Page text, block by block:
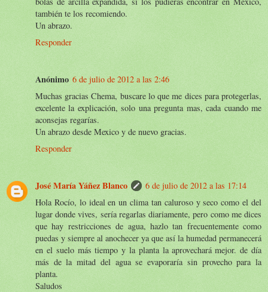
también te los recomiendo.
Un abrazo.
Responder
Anónimo 6 de julio de 2012 a las 2:46
Muchas gracias Chema, buscare lo que me dices para protegerlas,
excelente la explicación, solo una pregunta mas, cada cuando me
aconsejas regarías.
Un abrazo desde Mexico y de nuevo gracias.
Responder
José María Yáñez Blanco
6 de julio de 2012 a las 17:14
Hola Rocío, lo ideal en un clima tan caluroso y seco como el del
lugar donde vives, sería regarlas diariamente, pero como me dices
que hay restricciones de agua, hazlo tan frecuentemente como
puedas y siempre al anochecer ya que así la humedad permanecerá
en el suelo más tiempo y la planta la aprovechará mejor. de día
más de la mitad del agua se evaporaría sin provecho para la
planta.
Saludos